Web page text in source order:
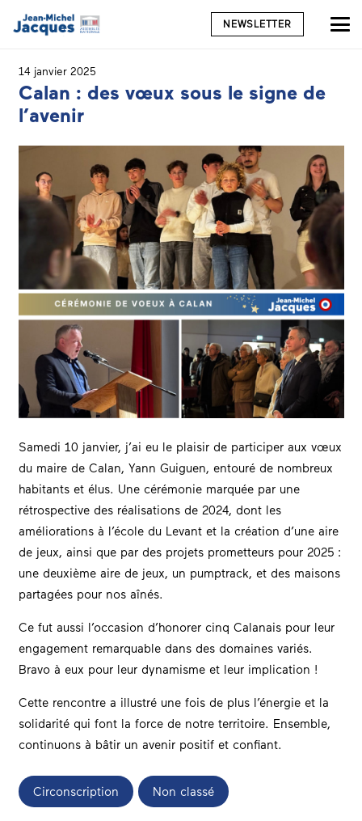
NEWSLETTER
14 janvier 2025
Calan : des vœux sous le signe de
l’avenir
Samedi 10 janvier, j’ai eu le plaisir de participer aux vœux
du maire de Calan, Yann Guiguen, entouré de nombreux
habitants et élus. Une cérémonie marquée par une
rétrospective des réalisations de 2024, dont les
améliorations à l’école du Levant et la création d’une aire
de jeux, ainsi que par des projets prometteurs pour 2025 :
une deuxième aire de jeux, un pumptrack, et des maisons
partagées pour nos aînés.
Ce fut aussi l’occasion d’honorer cinq Calanais pour leur
engagement remarquable dans des domaines variés.
Bravo à eux pour leur dynamisme et leur implication !
Cette rencontre a illustré une fois de plus l’énergie et la
solidarité qui font la force de notre territoire. Ensemble,
continuons à bâtir un avenir positif et confiant.
Circonscription Non classé